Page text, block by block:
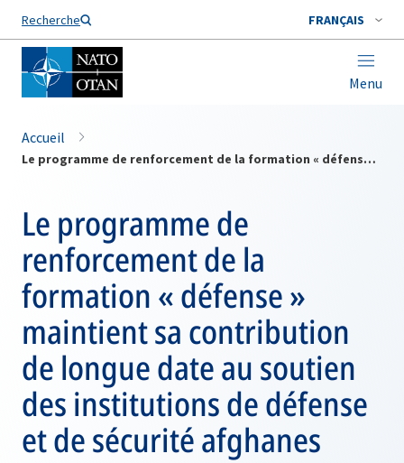
Recherche FRANÇAIS
Menu
Nom de famille*
Accueil
Le programme de renforcement de la formation « défense » maintient sa contribution de longue date au soutien des institutions de défense et de sécurité afghanes
Le programme de
renforcement de la
formation « défense »
maintient sa contribution
de longue date au soutien
des institutions de défense
et de sécurité afghanes